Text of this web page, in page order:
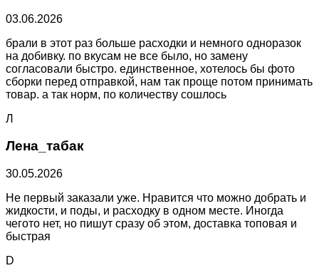
03.06.2026
брали в этот раз больше расходки и немного одноразок
на добивку. по вкусам не все было, но замену
согласовали быстро. единственное, хотелось бы фото
сборки перед отправкой, нам так проще потом принимать
товар. а так норм, по количеству сошлось
Л
Лена_табак
30.05.2026
Не первый заказали уже. Нравится что можно добрать и
жидкости, и поды, и расходку в одном месте. Иногда
чегото нет, но пишут сразу об этом, доставка топовая и
быстрая
D